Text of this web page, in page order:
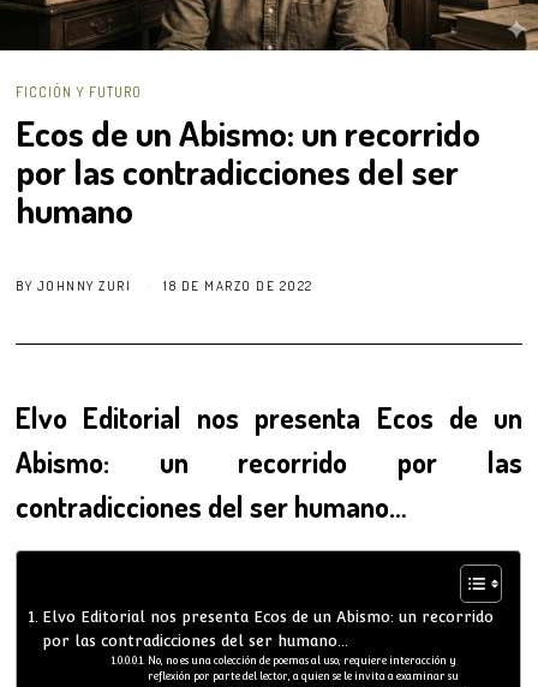
FICCIÓN Y FUTURO
Ecos de un Abismo: un recorrido
por las contradicciones del ser
humano
BY JOHNNY ZURI 18 DE MARZO DE 2022
Elvo Editorial nos presenta Ecos de un
Abismo: un recorrido por las
contradicciones del ser humano…
Elvo Editorial nos presenta Ecos de un Abismo: un recorrido
por las contradicciones del ser humano…
No, no es una colección de poemas al uso; requiere interacción y
reflexión por parte del lector, a quien se le invita a examinar su